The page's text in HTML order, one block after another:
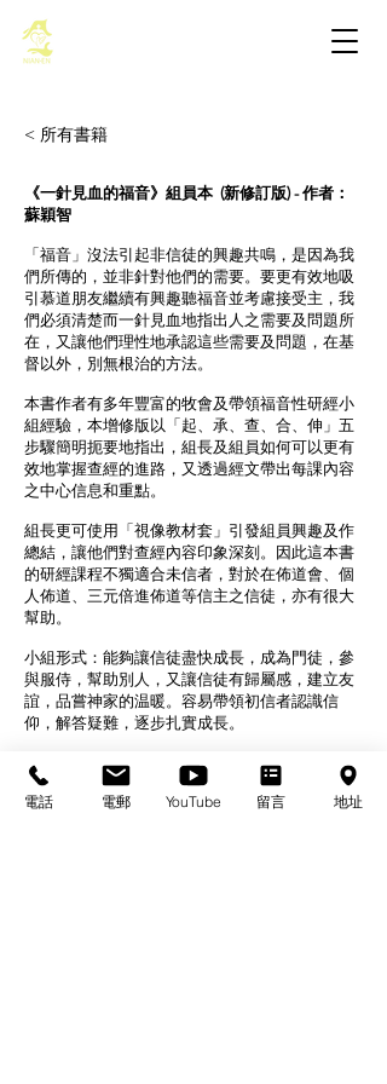
< 所有書籍
《一針見血的福音》組員本 (新修訂版) - 作者：
蘇穎智
「福音」沒法引起非信徒的興趣共鳴，是因為我
們所傳的，並非針對他們的需要。要更有效地吸
引慕道朋友繼續有興趣聽福音並考慮接受主，我
們必須清楚而一針見血地指出人之需要及問題所
在，又讓他們理性地承認這些需要及問題，在基
督以外，別無根治的方法。
本書作者有多年豐富的牧會及帶領福音性研經小
組經驗，本增修版以「起、承、查、合、伸」五
步驟簡明扼要地指出，組長及組員如何可以更有
效地掌握查經的進路，又透過經文帶出每課內容
之中心信息和重點。
組長更可使用「視像教材套」引發組員興趣及作
總結，讓他們對查經內容印象深刻。因此這本書
的研經課程不獨適合未信者，對於在佈道會、個
人佈道、三元倍進佈道等信主之信徒，亦有很大
幫助。
小組形式：能夠讓信徒盡快成長，成為門徒，參
與服侍，幫助別人，又讓信徒有歸屬感，建立友
誼，品嘗神家的温暖。容易帶領初信者認識信
仰，解答疑難，逐步扎實成長。
＜上一本 下一本＞
電話 電郵 YouTube 留言 地址